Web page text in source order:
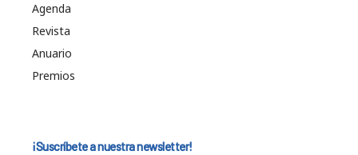
Agenda
Revista
Anuario
Premios
¡Suscríbete a nuestra newsletter!